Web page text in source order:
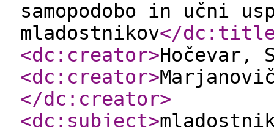
samopodobo in učni
mladostnikov</
<dc:creator>Hočevar,
<dc:creator>
</dc:creator>
<dc:subject>